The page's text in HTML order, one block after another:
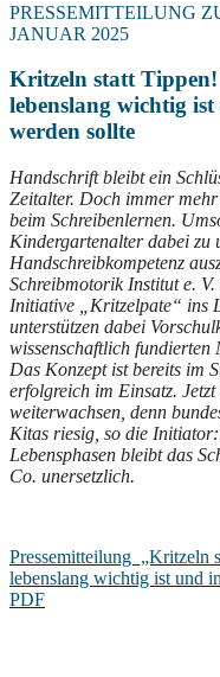
PRESSEMITTEILUNG
JANUAR 2025
Kritzeln statt
lebenslang wichtig
werden sollte
Handschrift bleibt ein
Zeitalter. Doch immer
beim Schreibenlernen.
Kindergartenalter dabei zu
Handschreibkompetenz
Schreibmotorik Institut e.
Initiative „Kritzelpate“ ins
unterstützen dabei
wissenschaftlich fundierten
Das Konzept ist bereits im
erfolgreich im Einsatz.
weiterwachsen, denn
Kitas riesig, so die
Lebensphasen bleibt das
Co. unersetzlich.
Pressemitteilung „Kritzeln
lebenslang wichtig ist und
PDF